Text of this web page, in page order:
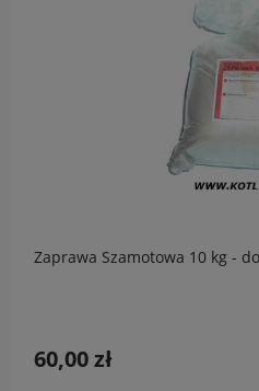
Zaprawa Szamotowa 10 kg -
60,00 zł